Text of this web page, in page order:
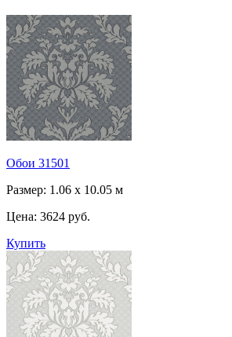
Обои 31501
Размер: 1.06 x 10.05 м
Цена: 3624 руб.
Купить